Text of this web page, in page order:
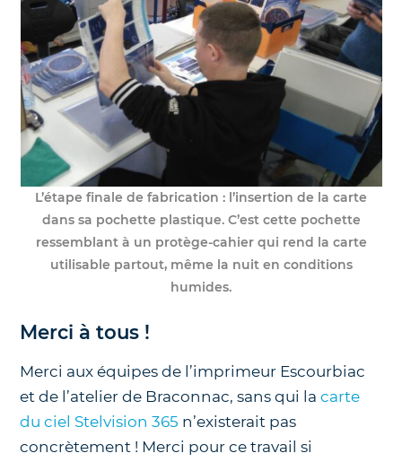
L’étape finale de fabrication : l’insertion de la carte
dans sa pochette plastique. C’est cette pochette
ressemblant à un protège-cahier qui rend la carte
utilisable partout, même la nuit en conditions
humides.
Merci à tous !
Merci aux équipes de l’imprimeur Escourbiac
et de l’atelier de Braconnac, sans qui lacarte
du ciel Stelvision 365 n’existerait pas
concrètement ! Merci pour ce travail si